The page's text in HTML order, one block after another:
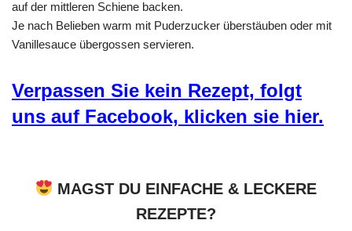
auf der mittleren Schiene backen.
Je nach Belieben warm mit Puderzucker überstäuben oder mit
Vanillesauce übergossen servieren.
Verpassen Sie kein Rezept, folgt
uns auf Facebook, klicken sie hier.
MAGST DU EINFACHE & LECKERE
REZEPTE?